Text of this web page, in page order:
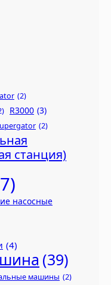
(2)
R3000 (3)
(2)
станция)
насосные
(4)
(39)
машины (2)